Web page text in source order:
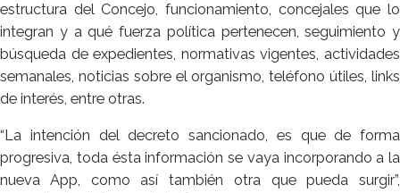
estructura del Concejo, funcionamiento, concejales que lo
integran y a qué fuerza política pertenecen, seguimiento y
búsqueda de expedientes, normativas vigentes, actividades
semanales, noticias sobre el organismo, teléfono útiles, links
de interés, entre otras.
“La intención del decreto sancionado, es que de forma
progresiva, toda ésta información se vaya incorporando a la
nueva App, como así también otra que pueda surgir”,